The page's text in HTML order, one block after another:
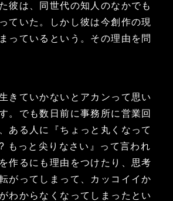
彼は、同世代の知人のなかでも
ていた。しかし彼は今創作の現
っているという。その理由を問
きていかないとアカンって思い
。でも数日前に事務所に営業回
ある人に『ちょっと丸くなって
もっと尖りなさい』って言われ
作るにも理由をつけたり、思考
がってしまって、カッコイイか
わからなくなってしまったとい